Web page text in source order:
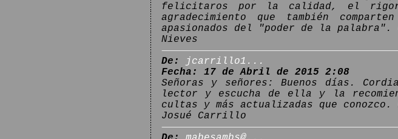
felicitaros por la calidad, el
agradecimiento que también
apasionados del "poder de la palabra".
Nieves
De:
jcarrillo1...
Fecha: 17 de Abril de 2015 2:08
Señoras y señores: Buenos días.
lector y escucha de ella y la
cultas y más actualizadas que
Josué Carrillo